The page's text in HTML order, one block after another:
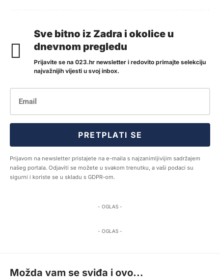
Sve bitno iz Zadra i okolice u
dnevnom pregledu
Prijavite se na 023.hr newsletter i redovito primajte selekciju
najvažnijih vijesti u svoj inbox.
PRETPLATI SE
Prijavom na newsletter pristajete na e-maila s najzanimljivijim sadržajem
našeg portala. Odjaviti se možete u svakom trenutku, a vaši podaci su
sigurni i koriste se u skladu s GDPR-om.
- OGLAS -
- OGLAS -
Možda vam se sviđa i ovo...